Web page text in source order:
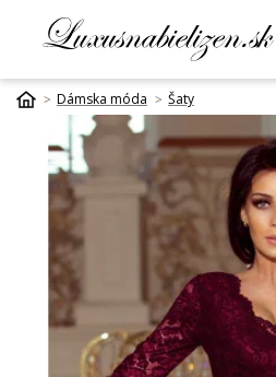
Dámska móda Šaty